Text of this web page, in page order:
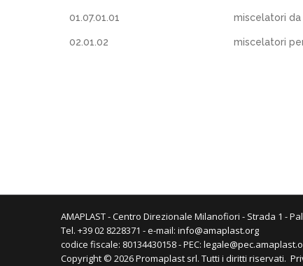
01.07.01.01 miscelatori
02.01.02 miscelatori
AMAPLAST - Centro Direzionale Milanofiori - Strada 1 -
Tel. +39 02 8228371 - e-mail: info@amaplast.org
codice fiscale: 80134430158 - PEC:
Copyright © 2026 Promaplast srl. Tutti i diritti riservati.